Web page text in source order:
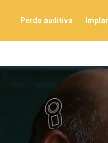
Perda auditiva